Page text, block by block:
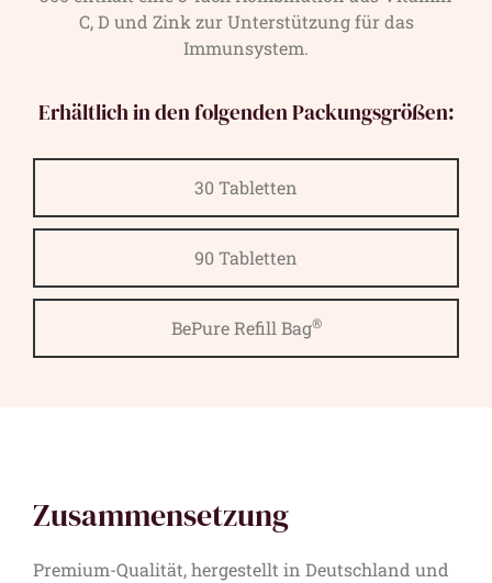
C, D und Zink zur Unterstützung für das
Immunsystem.
Erhältlich in den folgenden Packungsgrößen:
30 Tabletten
90 Tabletten
BePure Refill Bag®
Zusammensetzung
Premium-Qualität, hergestellt in Deutschland und